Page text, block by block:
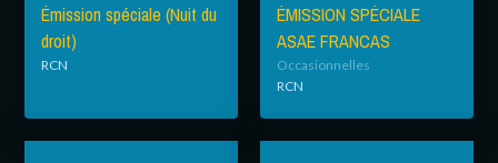
Émission spéciale (Nuit du
droit)
RCN
ÉMISSION SPÉCIALE
ASAE FRANCAS
Occasionnelles
RCN